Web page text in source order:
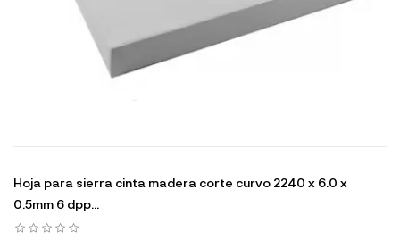
Hoja para sierra cinta madera corte curvo 2240 x 6.0 x
0.5mm 6 dpp...